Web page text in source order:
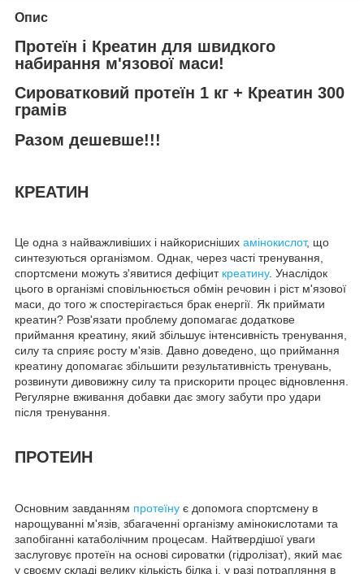
Опис
Протеїн і Креатин для швидкого
набирання м'язової маси!
Сироватковий протеїн 1 кг + Креатин 300
грамів
Разом дешевше!!!
КРЕАТИН
Це одна з найважливіших і найкорисніших амінокислот, що
синтезуються організмом. Однак, через часті тренування,
спортсмени можуть з'явитися дефіцит креатину. Унаслідок
цього в організмі сповільнюється обмін речовин і ріст м'язової
маси, до того ж спостерігається брак енергії. Як приймати
креатин? Розв'язати проблему допомагає додаткове
приймання креатину, який збільшує інтенсивність тренування,
силу та сприяє росту м'язів. Давно доведено, що приймання
креатину допомагає збільшити результативність тренувань,
розвинути дивовижну силу та прискорити процес відновлення.
Регулярне вживання добавки дає змогу забути про удари
після тренування.
ПРОТЕИН
Основним завданням протеїну є допомога спортсмену в
нарощуванні м'язів, збагаченні організму амінокислотами та
запобіганні катаболічним процесам. Найтвердішої уваги
заслуговує протеїн на основі сироватки (гідролізат), який має
у своєму складі велику кількість білка і, у разі потрапляння в